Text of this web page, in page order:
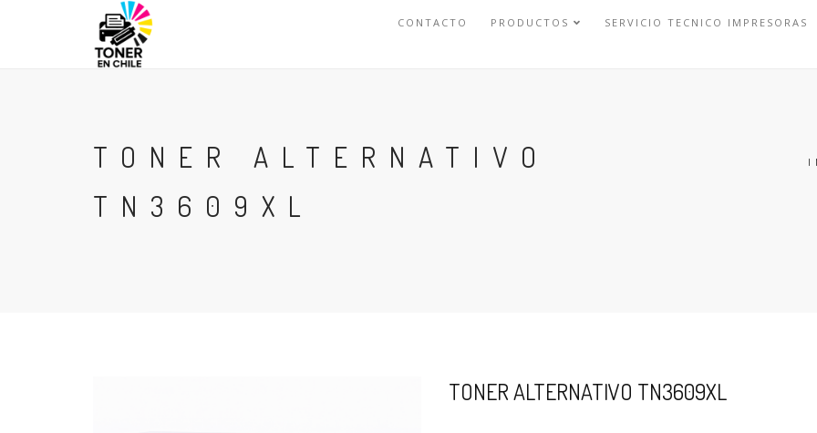
CONTACTO PRODUCTOS SERVICIO TECNICO IMPRESORAS
TONER ALTERNATIVO
TN3609XL
TONER ALTERNATIVO TN3609XL